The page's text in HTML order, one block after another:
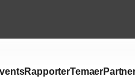
RapporterTemaer